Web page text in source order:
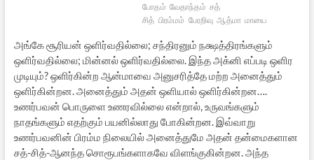
போதம் வேதாந்தம் சத்
சித் பிரம்மம் பேரறிவு ஆத்மா மாயை
அங்கே சூரியன் ஒளிர்வதில்லை; சந்திரனும் நக்ஷத்திரங்களும்
ஒளிர்வதில்லை; மின்னல் ஒளிர்வதில்லை. இந்த அக்னி எப்படி ஒளிர
முடியும்? ஒளிர்கின்ற ஆன்மாவை அனுசரித்தே மற்ற அனைத்தும்
ஒளிர்கின்றன. அனைத்தும் அதன் ஒளியால் ஒளிர்கின்றன….
உணர்பவன் பொருளை உணரவில்லை என்றால், உருவங்களும்
நாதங்களும் எதற்கும் பயனில்லாது போகின்றன. இவ்வாறு
உணர்பவனின் பிரம்ம நிலையில் அனைத்துமே அதன் தன்மைகளான
சத்-சித்-ஆனந்த சொரூபங்களாகவே விளங்குகின்றன. அந்த